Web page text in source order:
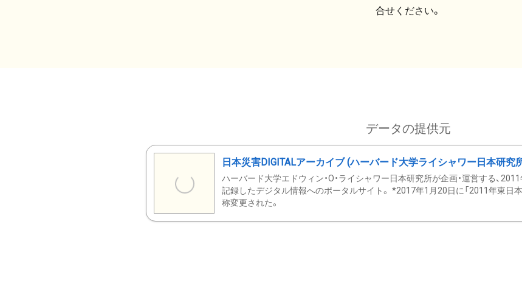
合せください。
データの提供元
日本災害DIGITALアーカイブ (ハーバード大学ライシャワー日本研究
ハーバード大学エドウィン・O・ライシャワー日本研究所が企画・運営する、
記録したデジタル情報へのポータルサイト。 *2017年1月20日に「2011年東日
称変更された。